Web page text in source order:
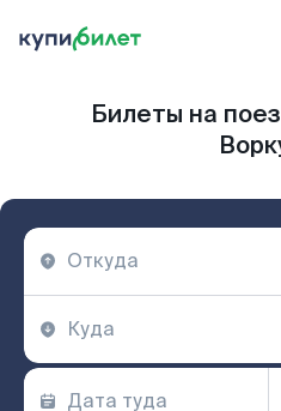
Билеты на